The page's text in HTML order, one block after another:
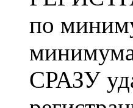
по
СРАЗУ